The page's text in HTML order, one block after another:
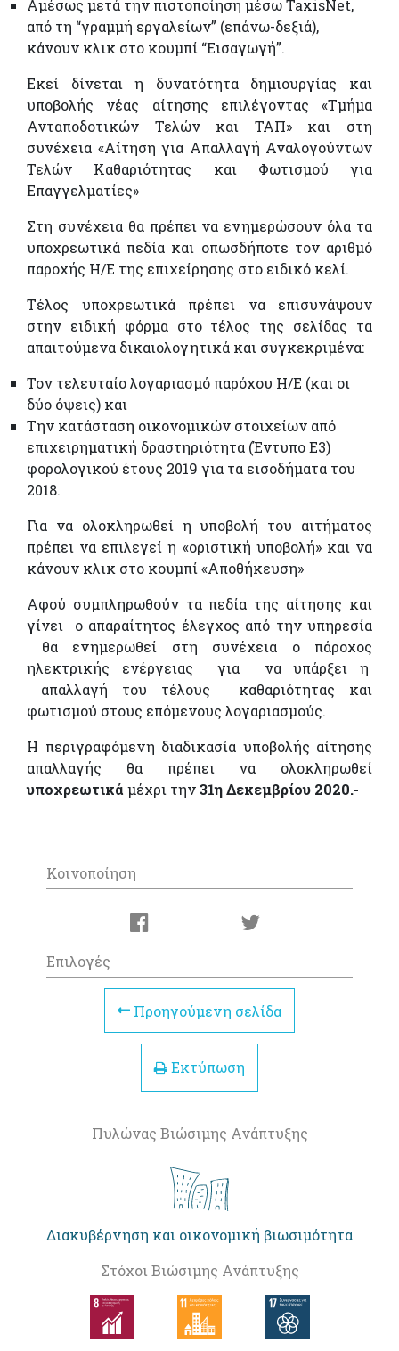
Αμέσως μετά την πιστοποίηση μέσω TaxisNet,
από τη “γραμμή εργαλείων” (επάνω-δεξιά),
κάνουν κλικ στο κουμπί “Εισαγωγή”.
Εκεί δίνεται η δυνατότητα δημιουργίας και
υποβολής νέας αίτησης επιλέγοντας «Τμήμα
Ανταποδοτικών Τελών και ΤΑΠ» και στη
συνέχεια «Αίτηση για Απαλλαγή Αναλογούντων
Τελών Καθαριότητας και Φωτισμού για
Επαγγελματίες»
Στη συνέχεια θα πρέπει να ενημερώσουν όλα τα
υποχρεωτικά πεδία και οπωσδήποτε τον αριθμό
παροχής Η/Ε της επιχείρησης στο ειδικό κελί.
Τέλος υποχρεωτικά πρέπει να επισυνάψουν
στην ειδική φόρμα στο τέλος της σελίδας τα
απαιτούμενα δικαιολογητικά και συγκεκριμένα:
Τον τελευταίο λογαριασμό παρόχου Η/Ε (και οι
δύο όψεις) και
Την κατάσταση οικονομικών στοιχείων από
επιχειρηματική δραστηριότητα (Έντυπο Ε3)
φορολογικού έτους 2019 για τα εισοδήματα του
2018.
Για να ολοκληρωθεί η υποβολή του αιτήματος
πρέπει να επιλεγεί η «οριστική υποβολή» και να
κάνουν κλικ στο κουμπί «Αποθήκευση»
Αφού συμπληρωθούν τα πεδία της αίτησης και
γίνει ο απαραίτητος έλεγχος από την υπηρεσία
θα ενημερωθεί στη συνέχεια ο πάροχος
ηλεκτρικής ενέργειας για να υπάρξει η
απαλλαγή του τέλους καθαριότητας και
φωτισμού στους επόμενους λογαριασμούς.
Η περιγραφόμενη διαδικασία υποβολής αίτησης
απαλλαγής θα πρέπει να ολοκληρωθεί
υποχρεωτικάμέχρι την31η Δεκεμβρίου 2020.-
Κοινοποίηση
Επιλογές
Προηγούμενη σελίδα
Εκτύπωση
Πυλώνας Βιώσιμης Ανάπτυξης
Διακυβέρνηση και οικονομική βιωσιμότητα
Στόχοι Βιώσιμης Ανάπτυξης